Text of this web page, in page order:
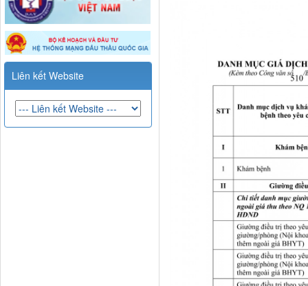
Liên kết Website